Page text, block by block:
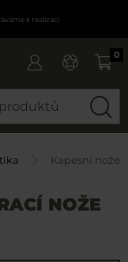
k realizaci
0
Kapesní nože
NOŽE